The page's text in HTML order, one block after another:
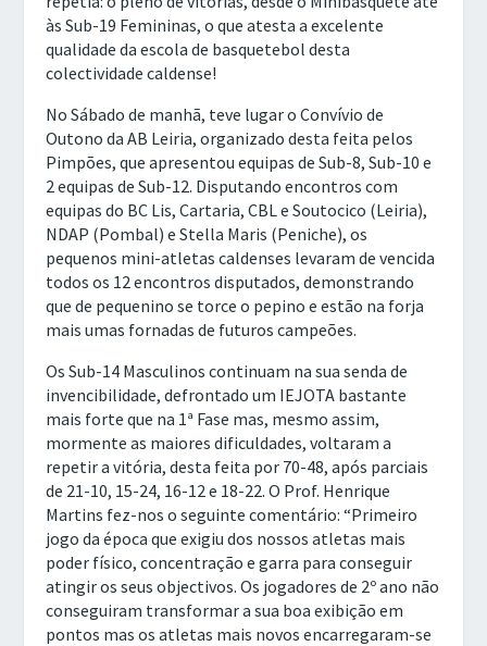
às Sub-19 Femininas, o que atesta a excelente
qualidade da escola de basquetebol desta
colectividade caldense!
No Sábado de manhã, teve lugar o Convívio de
Outono da AB Leiria, organizado desta feita pelos
Pimpões, que apresentou equipas de Sub-8, Sub-10 e
2 equipas de Sub-12. Disputando encontros com
equipas do BC Lis, Cartaria, CBL e Soutocico (Leiria),
NDAP (Pombal) e Stella Maris (Peniche), os
pequenos mini-atletas caldenses levaram de vencida
todos os 12 encontros disputados, demonstrando
que de pequenino se torce o pepino e estão na forja
mais umas fornadas de futuros campeões.
Os Sub-14 Masculinos continuam na sua senda de
invencibilidade, defrontado um IEJOTA bastante
mais forte que na 1ª Fase mas, mesmo assim,
mormente as maiores dificuldades, voltaram a
repetir a vitória, desta feita por 70-48, após parciais
de 21-10, 15-24, 16-12 e 18-22. O Prof. Henrique
Martins fez-nos o seguinte comentário: “Primeiro
jogo da época que exigiu dos nossos atletas mais
poder físico, concentração e garra para conseguir
atingir os seus objectivos. Os jogadores de 2º ano não
conseguiram transformar a sua boa exibição em
pontos mas os atletas mais novos encarregaram-se